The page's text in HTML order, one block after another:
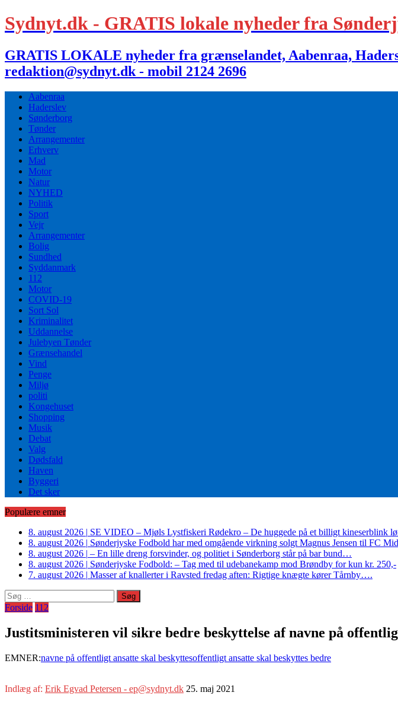
Sydnyt.dk - GRATIS lokale nyheder fra
GRATIS LOKALE nyheder fra grænselandet, Aabenraa,
redaktion@sydnyt.dk - mobil 2124 2696
Aabenraa
Haderslev
Sønderborg
Tønder
Arrangementer
Erhverv
Mad
Motor
Natur
NYHED
Politik
Sport
Vejr
Arrangementer
Bolig
Sundhed
Syddanmark
112
Motor
COVID-19
Sort Sol
Kriminalitet
Uddannelse
Julebyen Tønder
Grænsehandel
Vind
Penge
Miljø
politi
Kongehuset
Shopping
Musik
Debat
Valg
Dødsfald
Haven
Byggeri
Det sker
Populære emner
8. august 2026 | SE VIDEO – Mjøls Lystfiskeri Rødekro – De huggede på et billigt kineserblink
8. august 2026 | Sønderjyske Fodbold har med omgående virkning solgt Magnus Jensen til FC
8. august 2026 | – En lille dreng forsvinder, og politiet i Sønderborg står på bar bund…
8. august 2026 | Sønderjyske Fodbold: – Tag med til udebanekamp mod Brøndby for kun kr. 250,-
7. august 2026 | Masser af knallerter i Ravsted fredag aften: Rigtige knægte kører Tårnby….
Søg
efter:
Forside 112
Justitsministeren vil sikre bedre beskyttelse af navne på
EMNER:navne på offentligt ansatte skal beskyttesoffentligt ansatte skal beskyttes bedre
Indlæg af: Erik Egvad Petersen - ep@sydnyt.dk 25. maj 2021